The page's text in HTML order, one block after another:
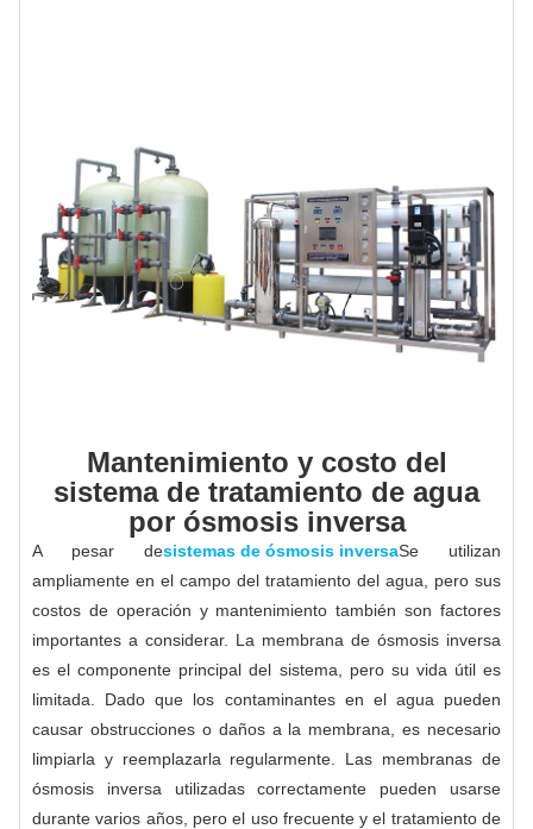
Mantenimiento y costo del
sistema de tratamiento de agua
por ósmosis inversa
A pesar desistemas de ósmosis inversaSe utilizan
ampliamente en el campo del tratamiento del agua, pero sus
costos de operación y mantenimiento también son factores
importantes a considerar. La membrana de ósmosis inversa
es el componente principal del sistema, pero su vida útil es
limitada. Dado que los contaminantes en el agua pueden
causar obstrucciones o daños a la membrana, es necesario
limpiarla y reemplazarla regularmente. Las membranas de
ósmosis inversa utilizadas correctamente pueden usarse
durante varios años, pero el uso frecuente y el tratamiento de